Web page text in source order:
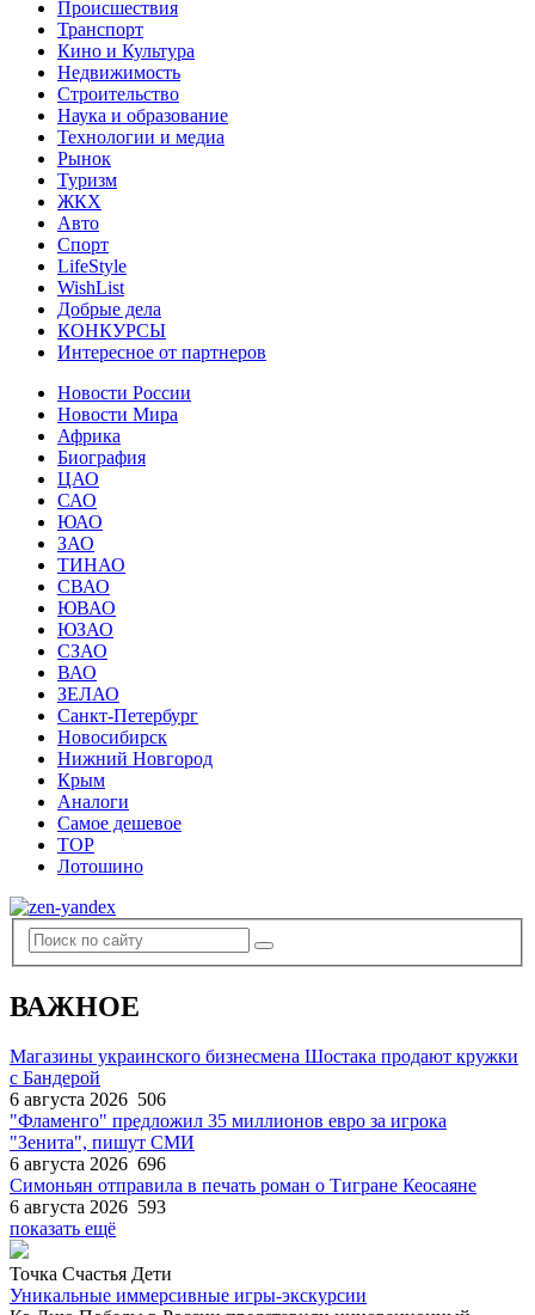
Происшествия
Транспорт
Кино и Культура
Недвижимость
Строительство
Наука и образование
Технологии и медиа
Рынок
Туризм
ЖКХ
Авто
Спорт
LifeStyle
WishList
Добрые дела
КОНКУРСЫ
Интересное от партнеров
Новости России
Новости Мира
Африка
Биография
ЦАО
САО
ЮАО
ЗАО
ТИНАО
СВАО
ЮВАО
ЮЗАО
СЗАО
ВАО
ЗЕЛАО
Санкт-Петербург
Новосибирск
Нижний Новгород
Крым
Аналоги
Самое дешевое
TOP
Лотошино
ВАЖНОЕ
Магазины украинского бизнесмена Шостака продают кружки
с Бандерой
6 августа 2026 506
"Фламенго" предложил 35 миллионов евро за игрока
"Зенита", пишут СМИ
6 августа 2026 696
Симоньян отправила в печать роман о Тигране Кеосаяне
6 августа 2026 593
показать ещё
Точка Счастья Дети
Уникальные иммерсивные игры-экскурсии